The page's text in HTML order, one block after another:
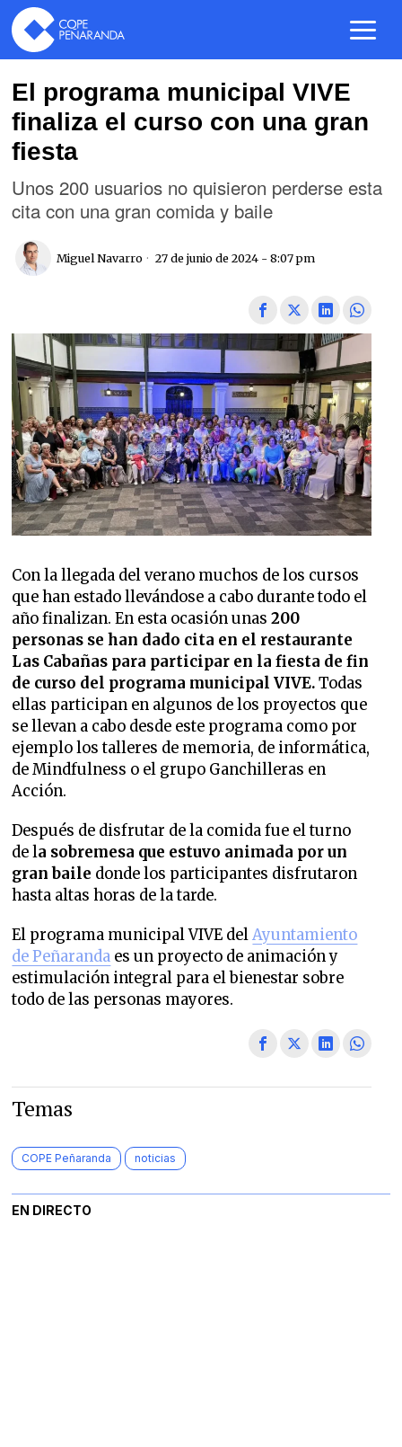
El programa municipal VIVE
finaliza el curso con una gran
fiesta
Unos 200 usuarios no quisieron perderse esta
cita con una gran comida y baile
Miguel Navarro 27 de junio de 2024 - 8:07 pm
Con la llegada del verano muchos de los cursos
que han estado llevándose a cabo durante todo el
año finalizan. En esta ocasión unas200
personas se han dado cita en el restaurante
Las Cabañas para participar en la fiesta de fin
de curso del programa municipal VIVE.Todas
ellas participan en algunos de los proyectos que
se llevan a cabo desde este programa como por
ejemplo los talleres de memoria, de informática,
de Mindfulness o el grupo Ganchilleras en
Acción.
Después de disfrutar de la comida fue el turno
de la sobremesa que estuvo animada por un
gran baile donde los participantes disfrutaron
hasta altas horas de la tarde.
El programa municipal VIVE delAyuntamiento
de Peñaranda es un proyecto de animación y
estimulación integral para el bienestar sobre
todo de las personas mayores.
Temas
COPE Peñaranda noticias
EN DIRECTO